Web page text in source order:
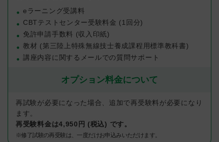
eラーニング受講料
CBTテストセンター受験料金 (1回分)
免許申請手数料 (収入印紙)
教材 (第三陸上特殊無線技士養成課程用標準教科書)
講座内容に関するメールでの質問サポート
オプション料金について
再試験が必要になった場合、追加で再受験料が必要になり
ます。
再受験料金は4,950円 (税込) です。
※修了試験の再受験は、一度だけお申込みいただけます。